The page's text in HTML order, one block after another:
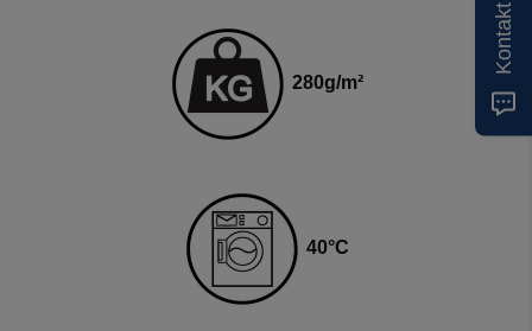
280g/m²
40°C
Kontakt